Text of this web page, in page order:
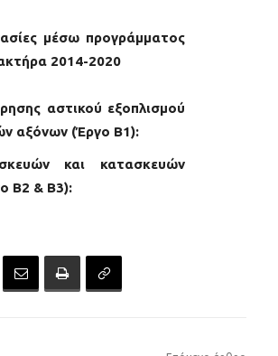
μέσω προγράμματος
2014-2020
αστικού εξοπλισμού
αξόνων (Έργο Β1):
και κατασκευών
Β2 & Β3):